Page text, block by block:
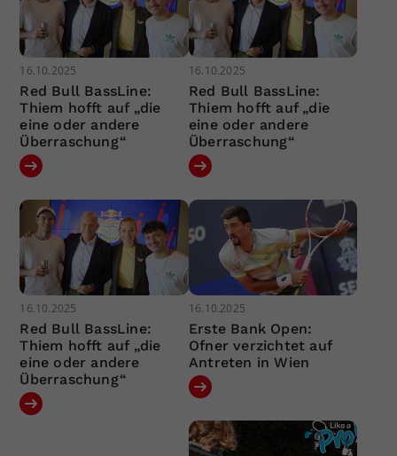
16.10.2025
Red Bull BassLine:
Thiem hofft auf „die
eine oder andere
Überraschung“
16.10.2025
Red Bull BassLine:
Thiem hofft auf „die
eine oder andere
Überraschung“
16.10.2025
Red Bull BassLine:
Thiem hofft auf „die
eine oder andere
Überraschung“
16.10.2025
Erste Bank Open:
Ofner verzichtet auf
Antreten in Wien